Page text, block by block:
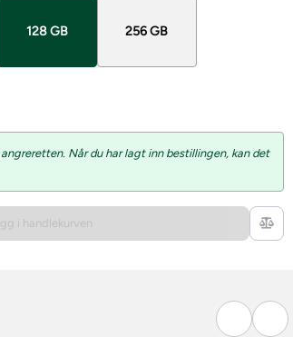
128 GB 256 GB
Når du har lagt inn bestillingen, kan det
i handlekurven